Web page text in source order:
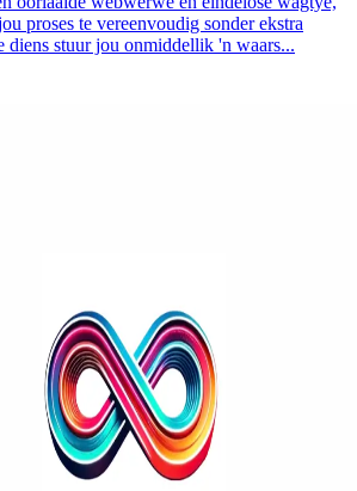
proses te vereenvoudig sonder ekstra
diens stuur jou onmiddellik 'n waars...